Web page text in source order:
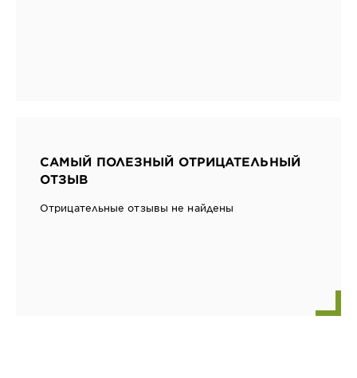
САМЫЙ ПОЛЕЗНЫЙ ОТРИЦАТЕЛЬНЫЙ
ОТЗЫВ
Отрицательные отзывы не найдены